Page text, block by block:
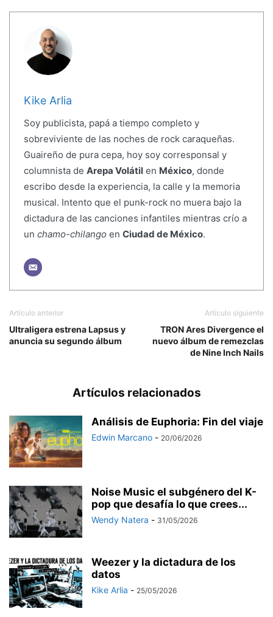
Kike Arlia
Soy publicista, papá a tiempo completo y
sobreviviente de las noches de rock caraqueñas.
Guaireño de pura cepa, hoy soy corresponsal y
columnista de Arepa Volátilen México, donde
escribo desde la experiencia, la calle y la memoria
musical. Intento que el punk-rock no muera bajo la
dictadura de las canciones infantiles mientras crío a
un chamo-chilangoen Ciudad de México.
Artículo anterior
Ultraligera estrena Lapsus y
anuncia su segundo álbum
Artículo siguiente
TRON Ares Divergence el
nuevo álbum de remezclas
de Nine Inch Nails
Artículos relacionados
Análisis de Euphoria: Fin del viaje
Edwin Marcano - 20/06/2026
Noise Music el subgénero del K-
pop que desafía lo que crees...
Wendy Natera - 31/05/2026
Weezer y la dictadura de los
datos
Kike Arlia - 25/05/2026